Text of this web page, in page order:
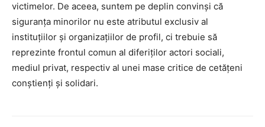
victimelor. De aceea, suntem pe deplin convinși că
siguranța minorilor nu este atributul exclusiv al
instituțiilor și organizațiilor de profil, ci trebuie să
reprezinte frontul comun al diferiților actori sociali,
mediul privat, respectiv al unei mase critice de cetățeni
conștienți și solidari.